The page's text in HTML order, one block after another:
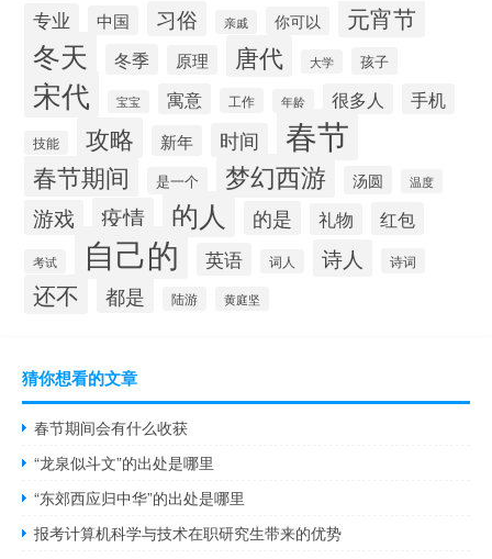
专业 中国 习俗 亲戚 你可以 元宵节
冬天 冬季 原理 唐代 大学 孩子
宋代 宝宝 寓意 工作 年龄 很多人 手机
技能 攻略 新年 时间 春节
春节期间 是一个 梦幻西游 汤圆 温度
游戏 疫情 的人 的是 礼物 红包
考试 自己的 英语 词人 诗人 诗词
还不 都是 陆游 黄庭坚
猜你想看的文章
春节期间会有什么收获
“龙泉似斗文”的出处是哪里
“东郊西应归中华”的出处是哪里
报考计算机科学与技术在职研究生带来的优势